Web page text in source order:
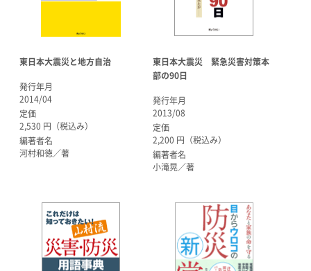
東日本大震災と地方自治
発行年月
2014/04
定価
2,530 円（税込み）
編著者名
河村和徳／著
東日本大震災 緊急災害対策本
部の90日
発行年月
2013/08
定価
2,200 円（税込み）
編著者名
小滝晃／著